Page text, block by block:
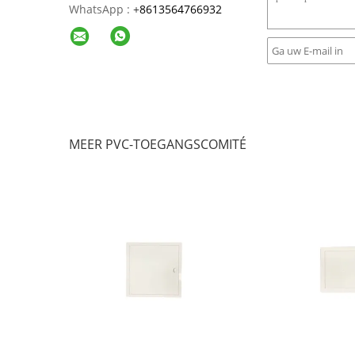
WhatsApp : +8613564766932
MEER PVC-TOEGANGSCOMITÉ